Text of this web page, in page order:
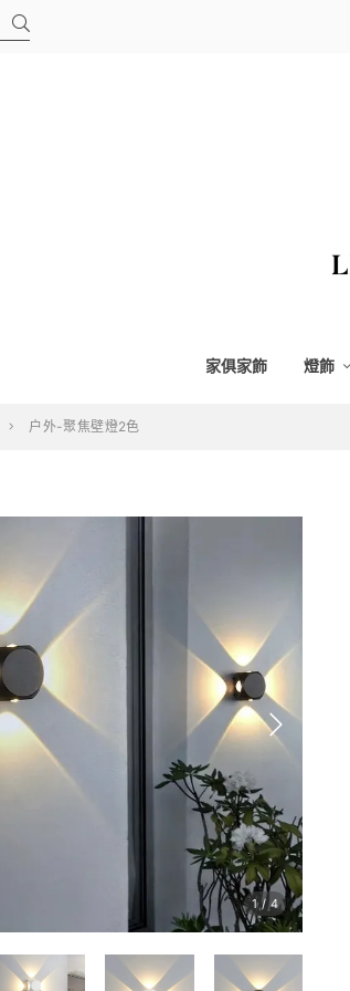
家俱家飾 燈飾
户外-聚焦壁燈2色
1/4